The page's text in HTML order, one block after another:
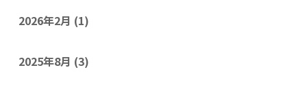
2026年2月 (1)
2025年8月 (3)